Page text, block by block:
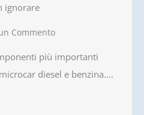
ignorare
Commento
più importanti
diesel e benzina....